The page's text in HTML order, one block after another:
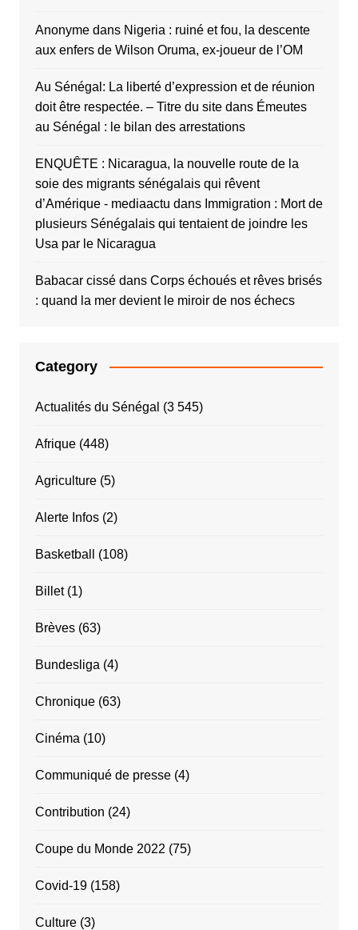
Anonymedans Nigeria : ruiné et fou, la descente
aux enfers de Wilson Oruma, ex-joueur de l’OM
Au Sénégal: La liberté d’expression et de réunion
doit être respectée. – Titre du sitedans Émeutes
au Sénégal : le bilan des arrestations
ENQUÊTE : Nicaragua, la nouvelle route de la
soie des migrants sénégalais qui rêvent
d’Amérique - mediaactu dans Immigration : Mort de
plusieurs Sénégalais qui tentaient de joindre les
Usa par le Nicaragua
Babacar cissédans Corps échoués et rêves brisés
: quand la mer devient le miroir de nos échecs
Category
Actualités du Sénégal (3 545)
Afrique(448)
Agriculture(5)
Alerte Infos(2)
Basketball (108)
Billet(1)
Brèves(63)
Bundesliga (4)
Chronique(63)
Cinéma (10)
Communiqué de presse(4)
Contribution (24)
Coupe du Monde 2022 (75)
Covid-19(158)
Culture(3)